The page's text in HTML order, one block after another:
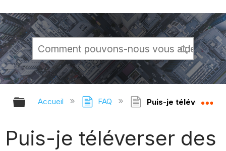
Développer/réduire la hiérarchie
Accueil FAQ Puis-je téléverser
Puis-je téléverser des